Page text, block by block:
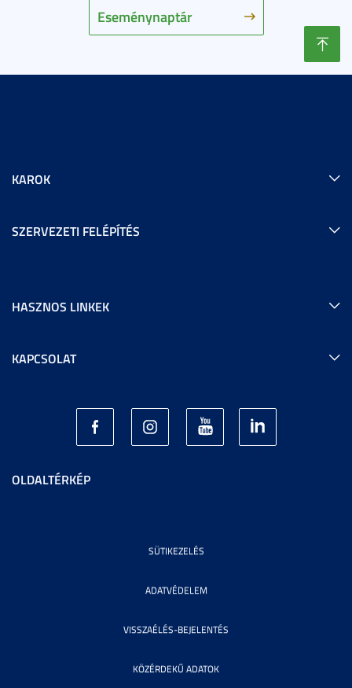
Eseménynaptár
KAROK
SZERVEZETI FELÉPÍTÉS
HASZNOS LINKEK
KAPCSOLAT
OLDALTÉRKÉP
SÜTIKEZELÉS
ADATVÉDELEM
VISSZAÉLÉS-BEJELENTÉS
KÖZÉRDEKŰ ADATOK